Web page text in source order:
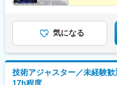
(愛媛県)、鼓ケ浦駅、神領駅、
ししぶ駅、センター南駅、泉
丁目駅、下松駅(大阪府)、水
尾駅、黒松駅(宮城県)、柏林
(青森県)、知寄町二丁目駅、
曽駅、研究学園駅、摂津駅、
気になる
技術アジャスター／未経験
17h程度